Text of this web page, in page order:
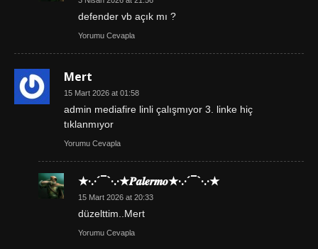
defender vb açık mı ?
Yorumu Cevapla
Mert
15 Mart 2026 at 01:58
admin mediafire linli çalışmıyor 3. linke hiç
tıklanmıyor
Yorumu Cevapla
★·.·´¯`·.·★𝑷𝒂𝒍𝒆𝒓𝒎𝒐★·.·´¯`·.·★
15 Mart 2026 at 20:33
düzelttim..Mert
Yorumu Cevapla